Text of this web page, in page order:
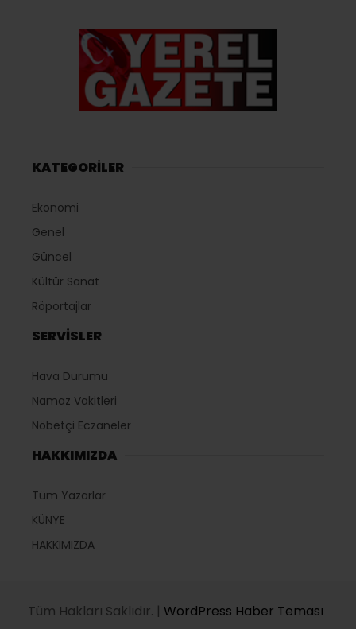
KATEGORİLER
Ekonomi
Genel
Güncel
Kültür Sanat
Röportajlar
SERVİSLER
Hava Durumu
Namaz Vakitleri
Nöbetçi Eczaneler
HAKKIMIZDA
Tüm Yazarlar
KÜNYE
HAKKIMIZDA
Tüm Hakları Saklıdır. | WordPress Haber Teması